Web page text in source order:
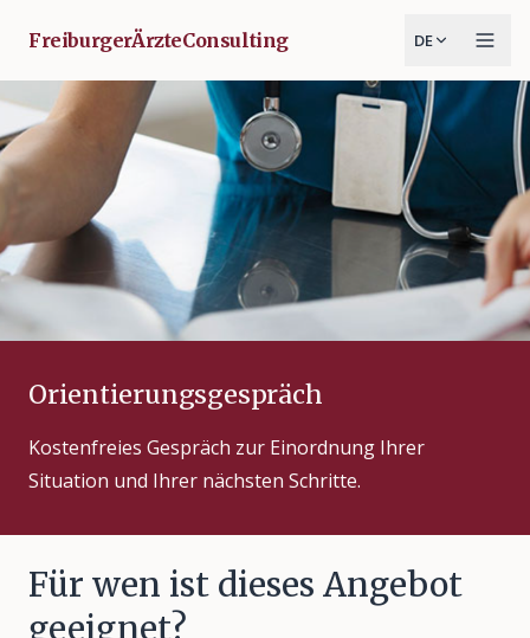
FreiburgerÄrzteConsulting DE
Orientierungsgespräch
Kostenfreies Gespräch zur Einordnung Ihrer
Situation und Ihrer nächsten Schritte.
Für wen ist dieses Angebot
geeignet?